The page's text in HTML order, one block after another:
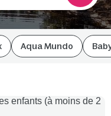
Aqua Mundo